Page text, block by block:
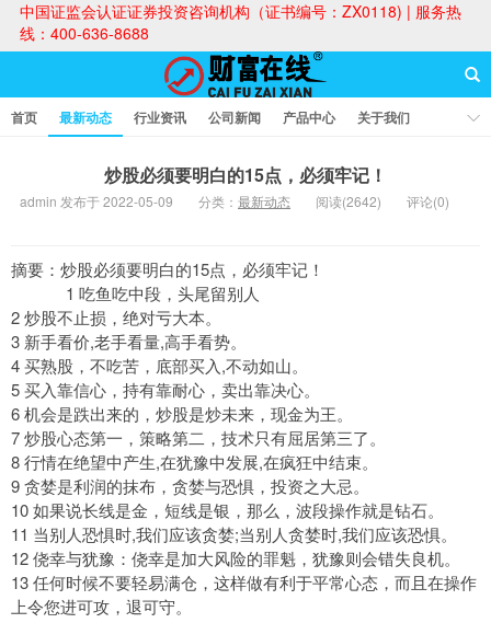
中国证监会认证证券投资咨询机构（证书编号：ZX0118) | 服务热
线：400-636-8688
首页 最新动态 行业资讯 公司新闻 产品中心
关于我们
炒股必须要明白的15点，必须牢记！
admin 发布于 2022-05-09 分类： 最新动态 阅读(2642) 评论(0)
摘要：炒股必须要明白的15点，必须牢记！
1 吃鱼吃中段，头尾留别人
2 炒股不止损，绝对亏大本。
3 新手看价,老手看量,高手看势。
4 买熟股，不吃苦，底部买入,不动如山。
5 买入靠信心，持有靠耐心，卖出靠决心。
6 机会是跌出来的，炒股是炒未来，现金为王。
7 炒股心态第一，策略第二，技术只有屈居第三了。
8 行情在绝望中产生,在犹豫中发展,在疯狂中结束。
9 贪婪是利润的抹布，贪婪与恐惧，投资之大忌。
10 如果说长线是金，短线是银，那么，波段操作就是钻石。
11 当别人恐惧时,我们应该贪婪;当别人贪婪时,我们应该恐惧。
12 侥幸与犹豫：侥幸是加大风险的罪魁，犹豫则会错失良机。
13 任何时候不要轻易满仓，这样做有利于平常心态，而且在操作
上令您进可攻，退可守。